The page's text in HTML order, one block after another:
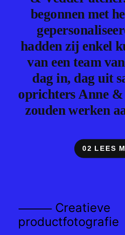
begonnen met
hadden zij enkel
van een team
dag in, dag uit
oprichters Anne
zouden werken
02 LEES
⸻ Creatieve
productfotografie